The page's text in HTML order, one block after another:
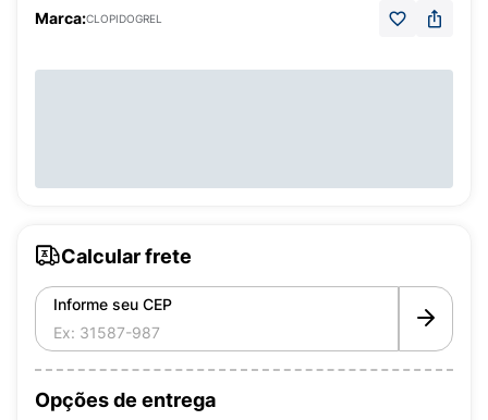
Marca:CLOPIDOGREL
Calcular frete
Informe seu CEP
Opções de entrega